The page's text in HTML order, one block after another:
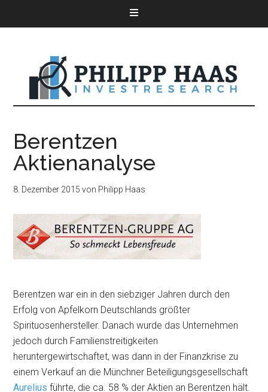
Berentzen
Aktienanalyse
8. Dezember 2015 von Philipp Haas
Berentzen war ein in den siebziger Jahren durch den
Erfolg von Apfelkorn Deutschlands größter
Spirituosenhersteller. Danach wurde das Unternehmen
jedoch durch Familienstreitigkeiten
heruntergewirtschaftet, was dann in der Finanzkrise zu
einem Verkauf an die Münchner Beteiligungsgesellschaft
Aurelius führte, die ca. 58 % der Aktien an Berentzen hält.